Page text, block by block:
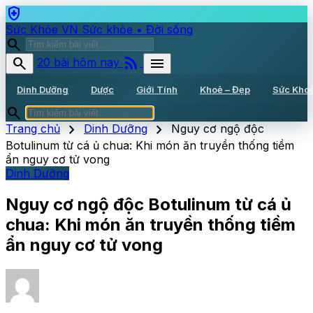
health_and_safety
Sức Khỏe VN Sức khỏe • Đời sống
search
search
20 bài hôm nay rss_feed menu
Dinh Dưỡng Dược Giới Tính Khoẻ – Đẹp Sức
search
Trang chủ chevron_right Dinh Dưỡng chevron_right Nguy cơ ngộ độc
Botulinum từ cá ủ chua: Khi món ăn truyền thống tiềm
ẩn nguy cơ tử vong
Dinh Dưỡng
Nguy cơ ngộ độc Botulinum từ cá ủ
chua: Khi món ăn truyền thống tiềm
ẩn nguy cơ tử vong